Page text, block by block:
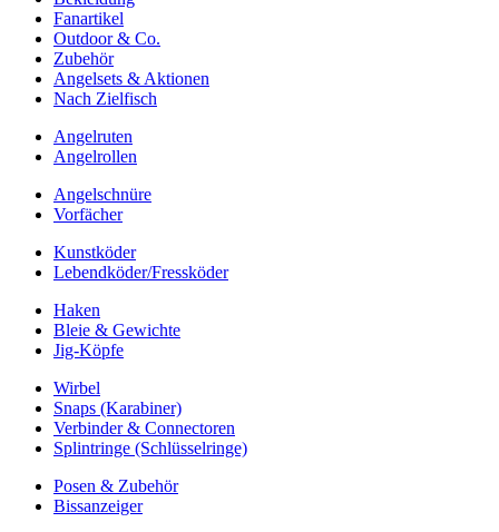
Fanartikel
Outdoor & Co.
Zubehör
Angelsets & Aktionen
Nach Zielfisch
Angelruten
Angelrollen
Angelschnüre
Vorfächer
Kunstköder
Lebendköder/Fressköder
Haken
Bleie & Gewichte
Jig-Köpfe
Wirbel
Snaps (Karabiner)
Verbinder & Connectoren
Splintringe (Schlüsselringe)
Posen & Zubehör
Bissanzeiger